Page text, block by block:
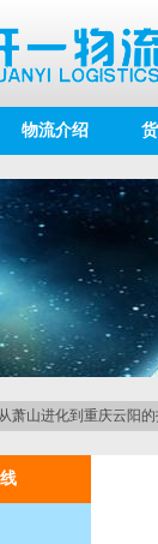
物流介绍
从萧山进化到重庆云阳